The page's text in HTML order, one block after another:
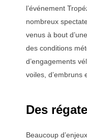
l’événement
nombreux
venus à bout
des conditions
d’engagements
voiles, d’embruns
Des
Beaucoup